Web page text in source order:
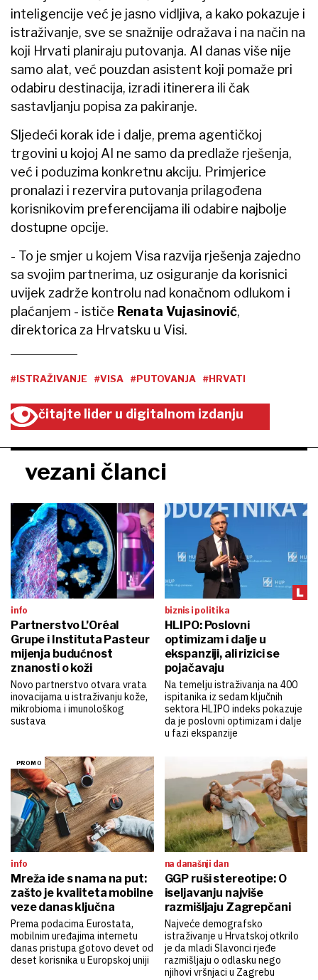
inteligencije već je jasno vidljiva, a kako pokazuje i
istraživanje, sve se snažnije odražava i na način na
koji Hrvati planiraju putovanja. AI danas više nije
samo alat, već pouzdan asistent koji pomaže pri
odabiru destinacija, izradi itinerera ili čak
sastavljanju popisa za pakiranje.
Sljedeći korak ide i dalje, prema agentičkoj
trgovini u kojoj AI ne samo da predlaže rješenja,
već i poduzima konkretnu akciju. Primjerice
pronalazi i rezervira putovanja prilagođena
korisnikovim preferencijama ili odabire najbolje
dostupne opcije.
- To je smjer u kojem Visa razvija rješenja zajedno
sa svojim partnerima, uz osiguranje da korisnici
uvijek zadrže kontrolu nad konačnom odlukom i
plaćanjem - ističe Renata Vujasinović,
direktorica za Hrvatsku u Visi.
#ISTRAŽIVANJE #VISA #PUTOVANJA #HRVATI
čitajte lider u digitalnom izdanju
vezani članci
info
Partnerstvo L’Oréal
Grupe i Instituta Pasteur
mijenja budućnost
znanosti o koži
Novo partnerstvo otvara vrata
inovacijama u istraživanju kože,
mikrobioma i imunološkog
sustava
biznis i politika
HLIPO: Poslovni
optimizam i dalje u
ekspanziji, ali rizici se
pojačavaju
Na temelju istraživanja na 400
ispitanika iz sedam ključnih
sektora HLIPO indeks pokazuje
da je poslovni optimizam i dalje
u fazi ekspanzije
info
Mreža ide s nama na put:
zašto je kvaliteta mobilne
veze danas ključna
Prema podacima Eurostata,
mobilnim uređajima internetu
danas pristupa gotovo devet od
deset korisnika u Europskoj uniji
na današnji dan
GGP ruši stereotipe: O
iseljavanju najviše
razmišljaju Zagrepčani
Najveće demografsko
istraživanje u Hrvatskoj otkrilo
je da mladi Slavonci rjeđe
razmišljaju o odlasku nego
njihovi vršnjaci u Zagrebu